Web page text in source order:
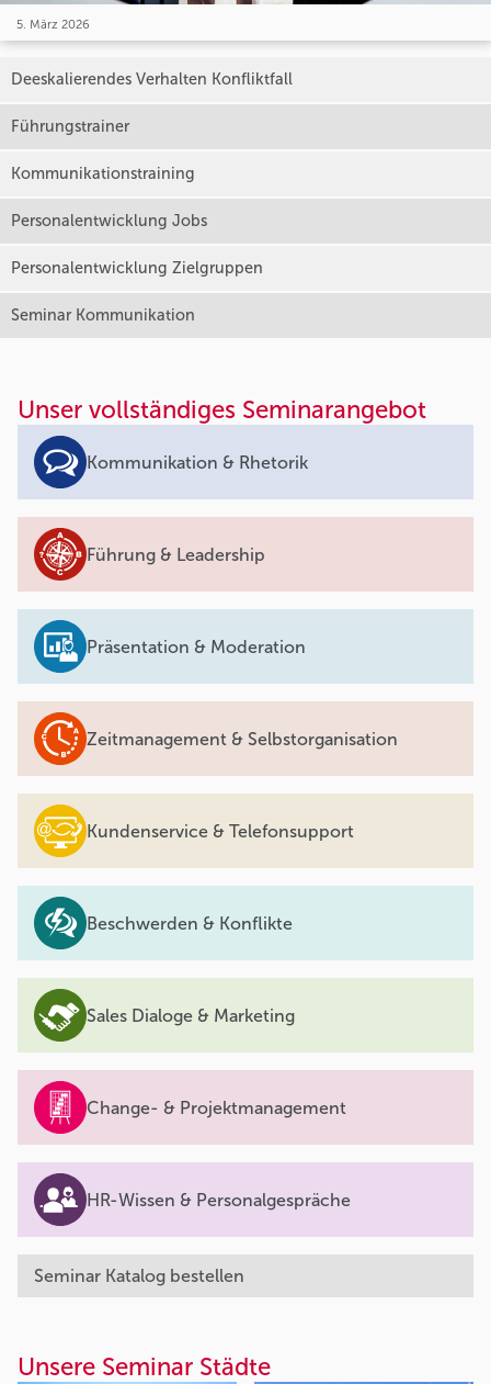
5. März 2026
Deeskalierendes Verhalten Konfliktfall
Führungstrainer
Kommunikationstraining
Personalentwicklung Jobs
Personalentwicklung Zielgruppen
Seminar Kommunikation
Unser vollständiges Seminarangebot
Kommunikation & Rhetorik
Führung & Leadership
Präsentation & Moderation
Zeitmanagement & Selbstorganisation
Kundenservice & Telefonsupport
Beschwerden & Konflikte
Sales Dialoge & Marketing
Change- & Projektmanagement
HR-Wissen & Personalgespräche
Seminar Katalog bestellen
Unsere Seminar Städte